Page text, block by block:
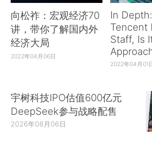
向松祚：宏观经济70
讲，带你了解国内外
经济大局
2022年04月06日
In
Tencent
Staff, Is
2022年04月01
宇树科技IPO估值600亿元
DeepSeek参与战略配售
2026年08月06日